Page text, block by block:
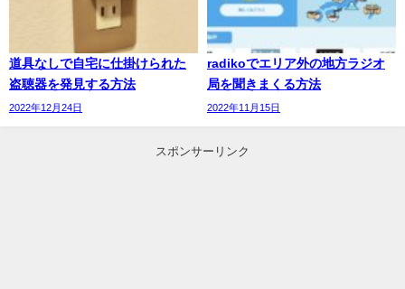
道具なしで自宅に仕掛けられた
盗聴器を発見する方法
2022年12月24日
radikoでエリア外の地方ラジオ
局を聞きまくる方法
2022年11月15日
スポンサーリンク